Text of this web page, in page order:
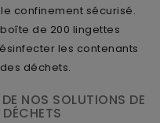
confinement sécurisé.
boîte de 200 lingettes
les contenants
déchets.
NOS SOLUTIONS DE